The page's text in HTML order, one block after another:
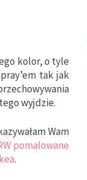
kolor, o tyle
tak jak
wyjdzie.
Wam
pomalowane
.